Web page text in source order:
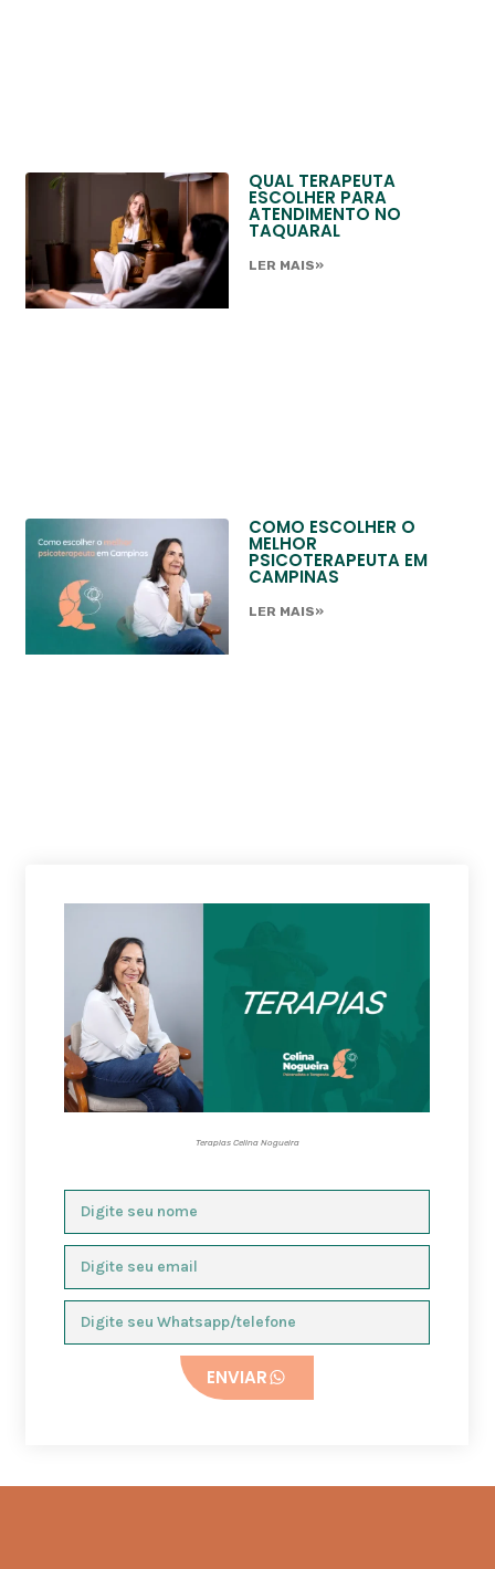
QUAL TERAPEUTA
ESCOLHER PARA
ATENDIMENTO NO
TAQUARAL
LER MAIS»
COMO ESCOLHER O
MELHOR
PSICOTERAPEUTA EM
CAMPINAS
LER MAIS»
Terapias Celina Nogueira
ENVIAR